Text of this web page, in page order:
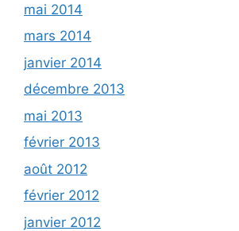
mai 2014
mars 2014
janvier 2014
décembre 2013
mai 2013
février 2013
août 2012
février 2012
janvier 2012